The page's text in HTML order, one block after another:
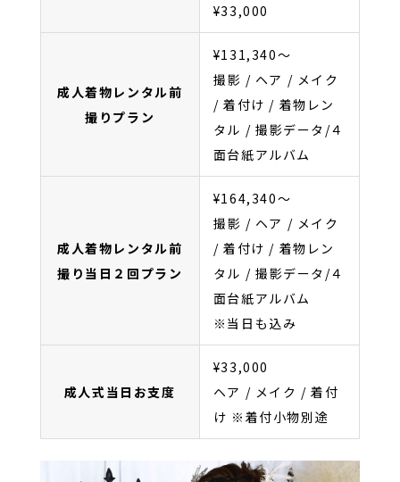
¥33,000
成人着物レンタル前
撮りプラン
¥131,340～
撮影 / ヘア / メイク
/ 着付け / 着物レン
タル / 撮影データ/４
面台紙アルバム
成人着物レンタル前
撮り当日２回プラン
¥164,340〜
撮影 / ヘア / メイク
/ 着付け / 着物レン
タル / 撮影データ/４
面台紙アルバム
※当日も込み
成人式当日お支度
¥33,000
ヘア / メイク / 着付
け ※着付小物別途